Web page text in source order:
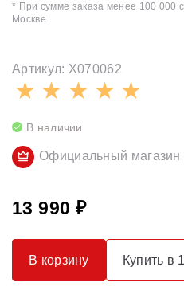
* При сумме заказа менее 100 000
Москве
Артикул: X070062
В наличии
Официальный магазин
13 990 ₽
В корзину Купить в